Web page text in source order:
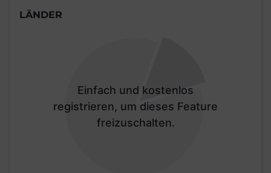
LÄNDER
Einfach und kostenlos
registrieren, um dieses Feature
freizuschalten.